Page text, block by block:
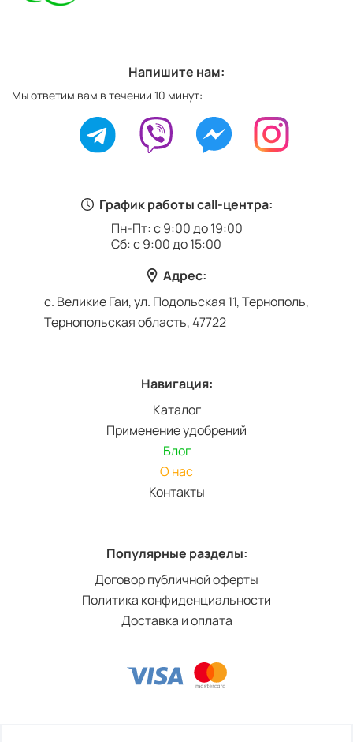
График работы call-центра:
Пн-Пт: с 9:00 до 19:00
Сб: с 9:00 до 15:00
Адрес:
с. Великие Гаи, ул. Подольская 11, Тернополь,
Тернопольская область, 47722
Навигация:
Каталог
Применение удобрений
Блог
О нас
Контакты
Популярные разделы:
Договор публичной оферты
Политика конфиденциальности
Доставка и оплата
Напишите нам:
Мы ответим вам в течении 10 минут: